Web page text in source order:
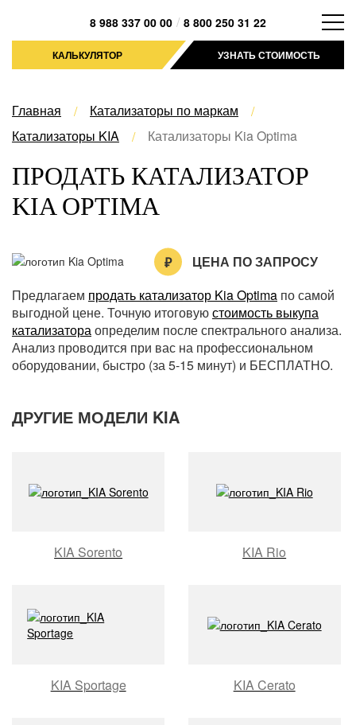
8 988 337 00 00 / 8 800 250 31 22
КАЛЬКУЛЯТОР УЗНАТЬ СТОИМОСТЬ
Главная
Катализаторы по маркам
Катализаторы KIA
Катализаторы Kia Optima
ПРОДАТЬ КАТАЛИЗАТОР
KIA OPTIMA
ЦЕНА ПО ЗАПРОСУ
Предлагаем продать катализатор Kia Optima по самой
выгодной цене. Точную итоговуюстоимость выкупа
катализатораопределим после спектрального анализа.
Анализ проводится при вас на профессиональном
оборудовании, быстро (за 5-15 минут) и БЕСПЛАТНО.
ДРУГИЕ МОДЕЛИ KIA
KIA Sorento KIA Rio
KIA Sportage KIA Cerato